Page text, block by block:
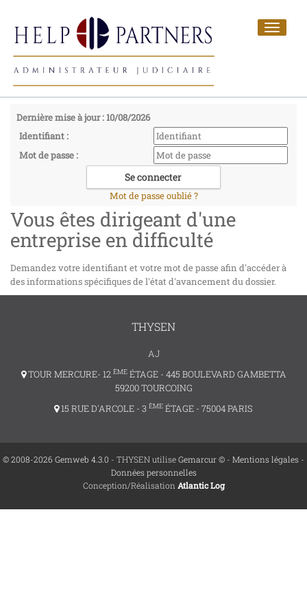
Toggle
Dernière mise à jour : 10/08/2026
Identifiant :
Mot de passe :
Mot de passe oublié ?
Vous êtes dirigeant d'une
entreprise en difficulté
Demandez votre identifiant et votre mot de passe afin d'accéder à
des informations spécifiques de l'état d'avancement du dossier.
THYSEN
AJ
TOUR MERCURE- 12 ÈMEÉTAGE - 445 BOULEVARD GAMBETTA
59200 TOURCOING
15 RUE D'ARCOLE - 3 ÈME ÉTAGE - 75004 PARIS
© 2008-2026 Gemweb 4.3.0 - THYSEN utiliseGemarcur © - Mentions légales -
Données personnelles
Conception/Réalisation Atlantic Log